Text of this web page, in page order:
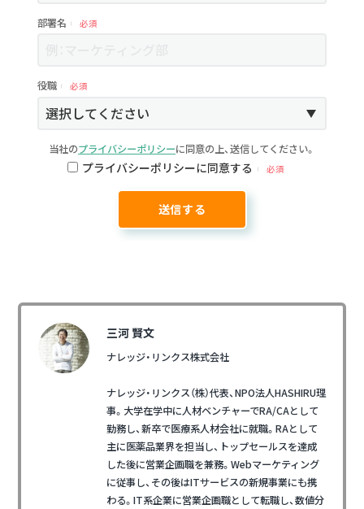
部署名 必須
役職 必須
当社のプライバシーポリシーに同意の上、送信してください。
プライバシーポリシーに同意する 必須
三河 賢文
ナレッジ・リンクス株式会社
ナレッジ・リンクス（株）代表、NPO法人HASHIRU理
事。大学在学中に人材ベンチャーでRA/CAとして
勤務し、新卒で医療系人材会社に就職。RAとして
主に医薬品業界を担当し、トップセールスを達成
した後に営業企画職を兼務。Webマーケティング
に従事し、その後はITサービスの新規事業にも携
わる。IT系企業に営業企画職として転職し、数値分